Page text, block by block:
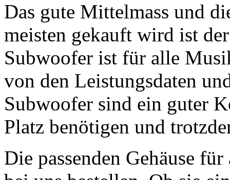
Das gute Mittelmass und
meisten gekauft wird ist
Subwoofer ist für alle
von den Leistungsdaten
Subwoofer sind ein guter
Platz benötigen und
Die passenden Gehäuse